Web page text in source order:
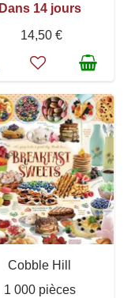
Dans 14 jours
14,50 €
Cobble Hill
1 000 pièces